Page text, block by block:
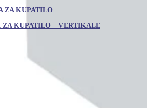
ZA KUPATILO
ZA KUPATILO – VERTIKALE